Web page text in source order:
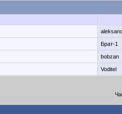
Брат-1
bobzan
Voditel